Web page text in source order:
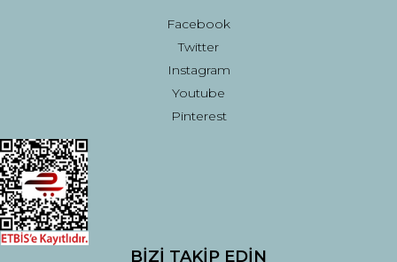
Facebook
Twitter
Instagram
Youtube
Pinterest
BİZİ TAKİP EDİN